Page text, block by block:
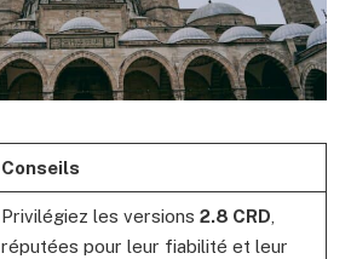
Conseils
Privilégiez les versions 2.8 CRD
réputées pour leur fiabilité et leur